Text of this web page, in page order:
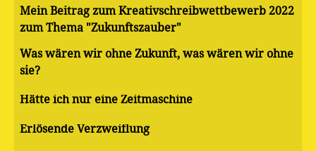
Mein Beitrag zum Kreativschreibwettbewerb 2022
zum Thema "Zukunftszauber"
Was wären wir ohne Zukunft, was wären wir ohne
sie?
Hätte ich nur eine Zeitmaschine
Erlösende Verzweiflung